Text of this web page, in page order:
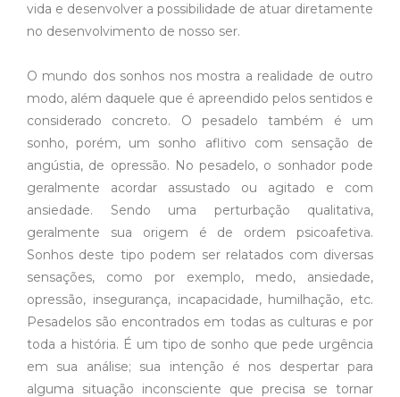
vida e desenvolver a possibilidade de atuar diretamente
no desenvolvimento de nosso ser.
O mundo dos sonhos nos mostra a realidade de outro
modo, além daquele que é apreendido pelos sentidos e
considerado concreto. O pesadelo também é um
sonho, porém, um sonho aflitivo com sensação de
angústia, de opressão. No pesadelo, o sonhador pode
geralmente acordar assustado ou agitado e com
ansiedade. Sendo uma perturbação qualitativa,
geralmente sua origem é de ordem psicoafetiva.
Sonhos deste tipo podem ser relatados com diversas
sensações, como por exemplo, medo, ansiedade,
opressão, insegurança, incapacidade, humilhação, etc.
Pesadelos são encontrados em todas as culturas e por
toda a história. É um tipo de sonho que pede urgência
em sua análise; sua intenção é nos despertar para
alguma situação inconsciente que precisa se tornar